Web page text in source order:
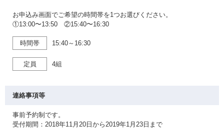
お申込み画面でご希望の時間帯を1つお選びください。
①13:00〜13:50 ②15:40〜16:30
時間帯 15:40～16:30
定員 4組
連絡事項等
事前予約制です。
受付期間：2018年11月20日から2019年1月23日まで